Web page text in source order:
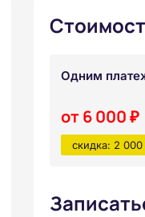
Одним
от 6 000 ₽
скидка: 2 000